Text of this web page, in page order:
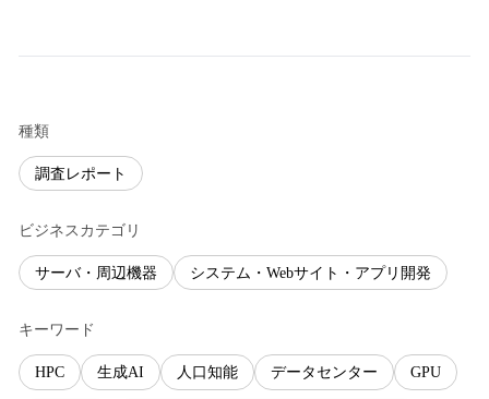
種類
調査レポート
ビジネスカテゴリ
サーバ・周辺機器 システム・Webサイト・アプリ開発
キーワード
HPC 生成AI 人口知能 データセンター GPU